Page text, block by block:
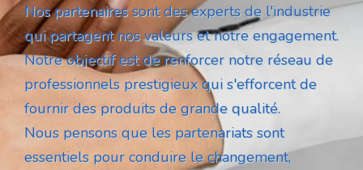
Nos partenaires sont des experts de l'industrie
qui partagent nos valeurs et notre engagement.
Notre objectif est de renforcer notre réseau de
professionnels prestigieux qui s'efforcent de
fournir des produits de grande qualité.
Nous pensons que les partenariats sont
essentiels pour conduire le changement,